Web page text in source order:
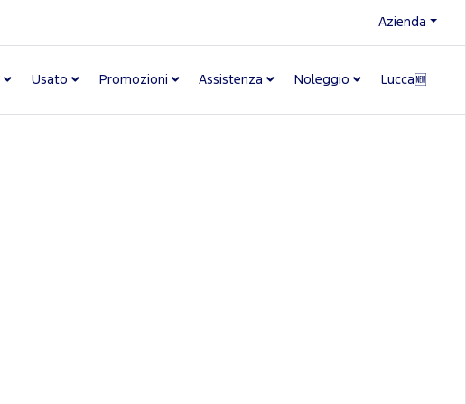
Azienda
Usato Promozioni Assistenza Noleggio Lucca🆕